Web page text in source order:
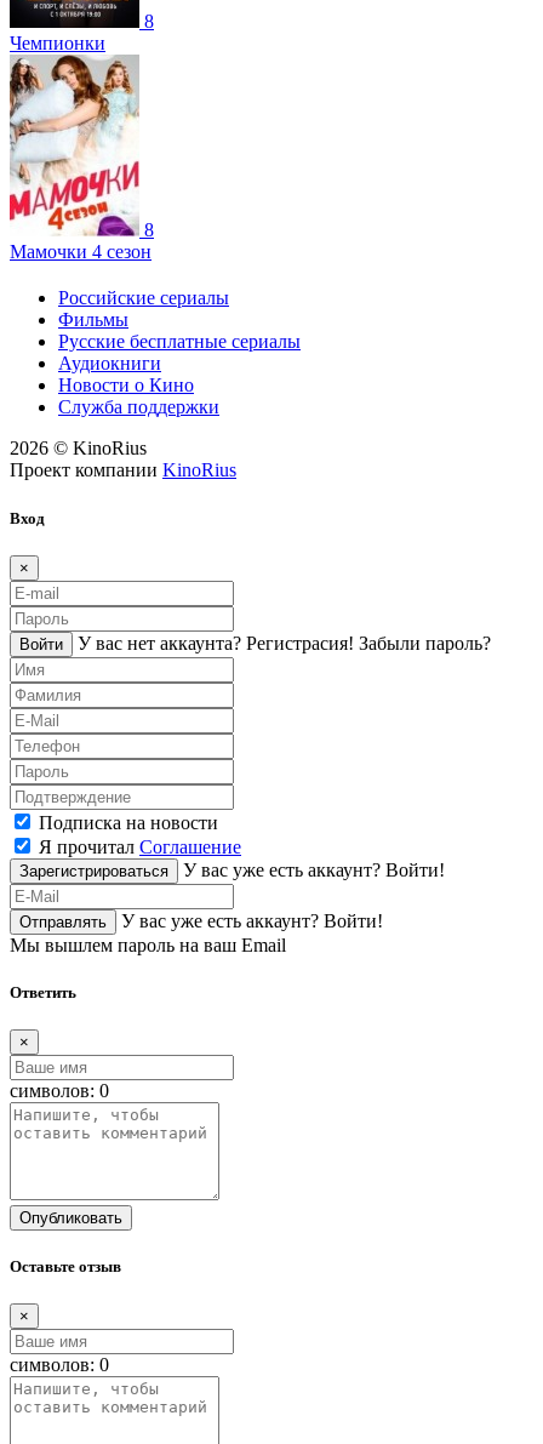
8
Чемпионки
8
Мамочки 4 сезон
Российские сериалы
Фильмы
Русские бесплатные сериалы
Аудиокниги
Новости о Кино
Служба поддержки
2026 © KinoRius
Проект компании KinoRius
Вход
×
Войти У вас нет аккаунта? Регистраcия! Забыли пароль?
Подписка на новости
Я прочитал Соглашение
Зарегистрироваться У вас уже есть аккаунт? Войти!
Отправлять У вас уже есть аккаунт? Войти!
Мы вышлем пароль на ваш Email
Ответить
×
символов: 0
Опубликовать
Оставьте отзыв
×
символов: 0